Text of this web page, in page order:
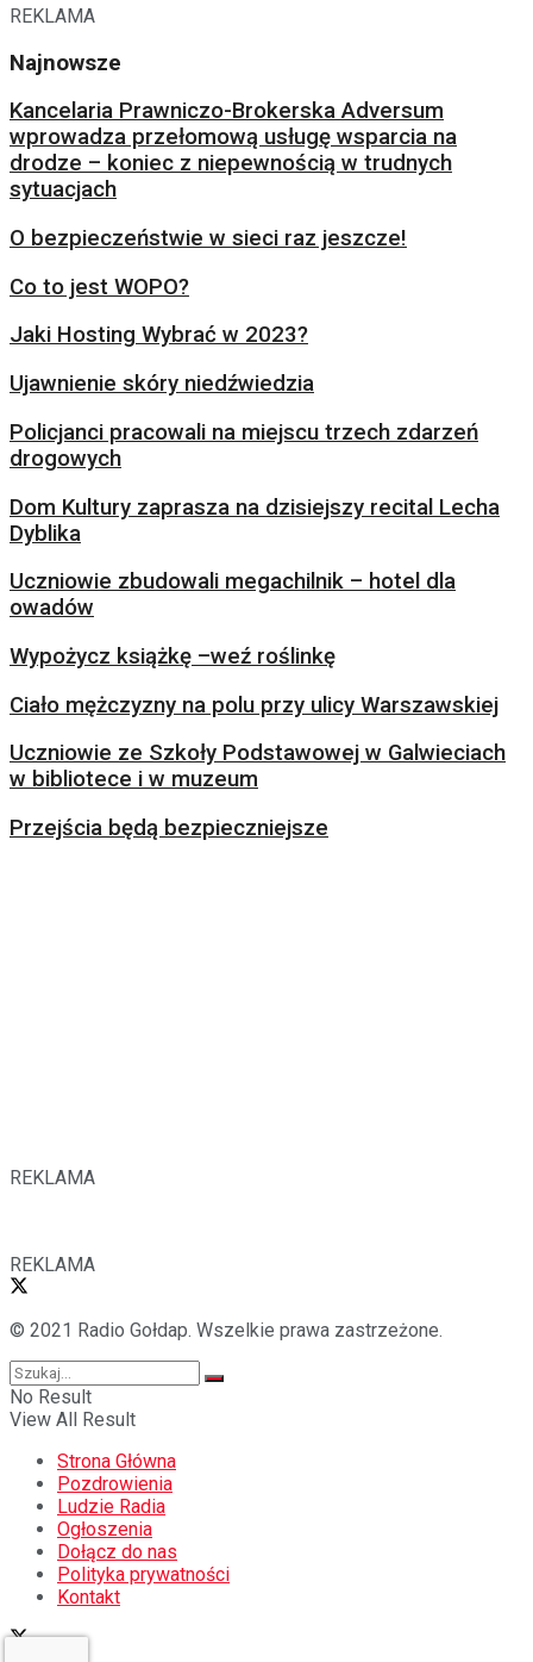
REKLAMA
Najnowsze
Kancelaria Prawniczo-Brokerska Adversum
wprowadza przełomową usługę wsparcia na
drodze – koniec z niepewnością w trudnych
sytuacjach
O bezpieczeństwie w sieci raz jeszcze!
Co to jest WOPO?
Jaki Hosting Wybrać w 2023?
Ujawnienie skóry niedźwiedzia
Policjanci pracowali na miejscu trzech zdarzeń
drogowych
Dom Kultury zaprasza na dzisiejszy recital Lecha
Dyblika
Uczniowie zbudowali megachilnik – hotel dla
owadów
Wypożycz książkę –weź roślinkę
Ciało mężczyzny na polu przy ulicy Warszawskiej
Uczniowie ze Szkoły Podstawowej w Galwieciach
w bibliotece i w muzeum
Przejścia będą bezpieczniejsze
REKLAMA
REKLAMA
© 2021 Radio Gołdap. Wszelkie prawa zastrzeżone.
No Result
View All Result
Strona Główna
Pozdrowienia
Ludzie Radia
Ogłoszenia
Dołącz do nas
Polityka prywatności
Kontakt